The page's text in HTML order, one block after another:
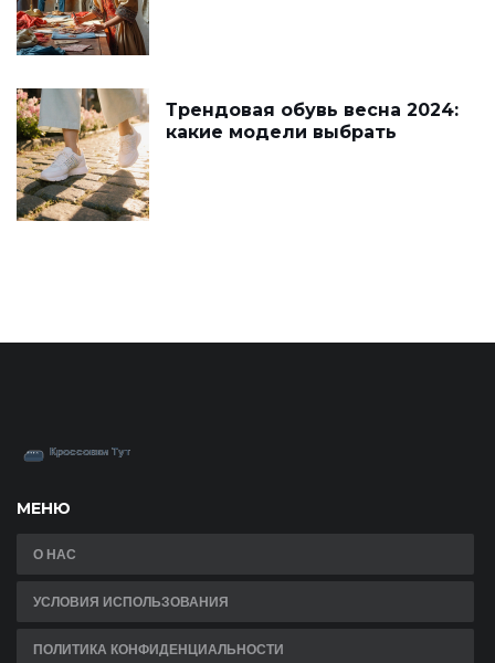
Трендовая обувь весна 2024:
какие модели выбрать
МЕНЮ
О НАС
УСЛОВИЯ ИСПОЛЬЗОВАНИЯ
ПОЛИТИКА КОНФИДЕНЦИАЛЬНОСТИ